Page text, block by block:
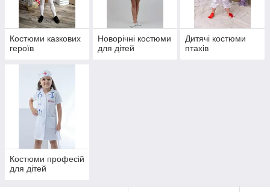
Костюми казкових
героїв
Новорічні костюми
для дітей
Дитячі костюми
птахів
Костюми професій
для дітей